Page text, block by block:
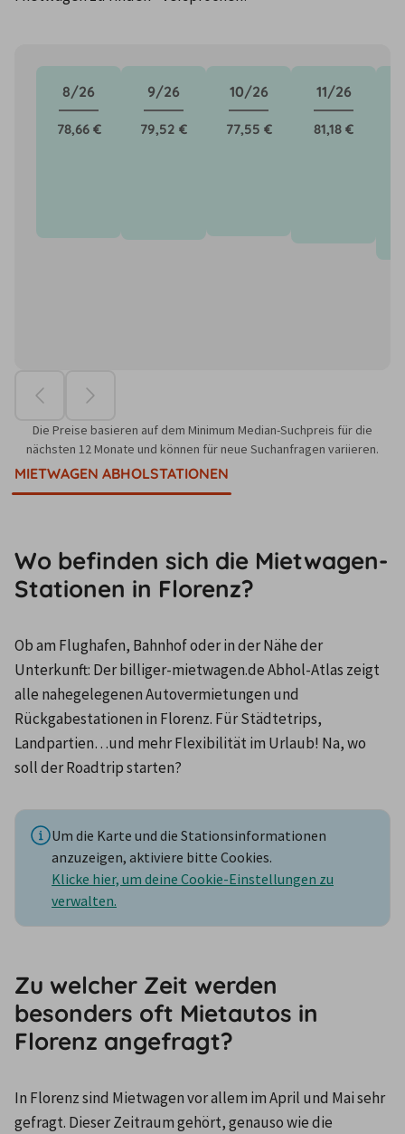
8/26
78,66 €
9/26
79,52 €
10/26
77,55 €
11/26
81,18 €
Die Preise basieren auf dem Minimum Median-Suchpreis für die
nächsten 12 Monate und können für neue Suchanfragen variieren.
MIETWAGEN ABHOLSTATIONEN
Wo befinden sich die Mietwagen-
Stationen in Florenz?
Ob am Flughafen, Bahnhof oder in der Nähe der
Unterkunft: Der billiger-mietwagen.de Abhol-Atlas zeigt
alle nahegelegenen Autovermietungen und
Rückgabestationen in Florenz. Für Städtetrips,
Landpartien…und mehr Flexibilität im Urlaub! Na, wo
soll der Roadtrip starten?
Um die Karte und die Stationsinformationen
anzuzeigen, aktiviere bitte Cookies.
Klicke hier, um deine Cookie-Einstellungen zu
verwalten.
Zu welcher Zeit werden
besonders oft Mietautos in
Florenz angefragt?
In Florenz sind Mietwagen vor allem im April und Mai sehr
gefragt. Dieser Zeitraum gehört, genauso wie die